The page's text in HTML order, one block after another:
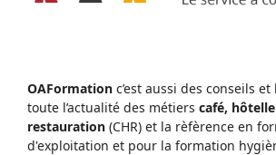
OAFormation c’est aussi des conseils
toute l’actualité des métiers café,
restauration (CHR) et la rèfèrence en
d'exploitation et pour la formation